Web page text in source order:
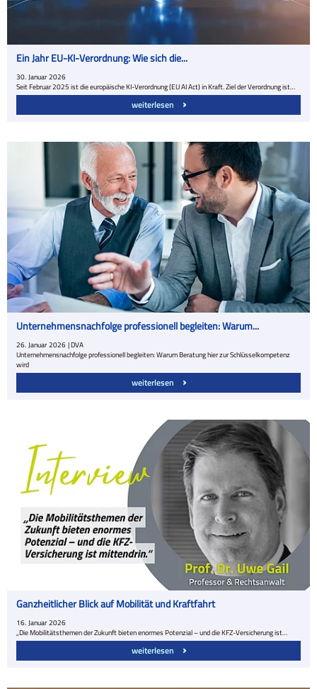
Ein Jahr EU-KI-Verordnung: Wie sich die...
30. Januar 2026
Seit Februar 2025 ist die europäische KI-Verordnung (EU AI Act) in Kraft. Ziel der Verordnung ist…
weiterlesen
Unternehmensnachfolge professionell begleiten: Warum...
26. Januar 2026 | DVA
Unternehmensnachfolge professionell begleiten: Warum Beratung hier zur Schlüsselkompetenz
wird
weiterlesen
Ganzheitlicher Blick auf Mobilität und Kraftfahrt
16. Januar 2026
„Die Mobilitätsthemen der Zukunft bieten enormes Potenzial – und die KFZ-Versicherung ist…
weiterlesen